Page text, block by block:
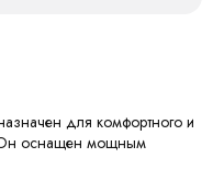
для комфортного и
Он оснащен мощным